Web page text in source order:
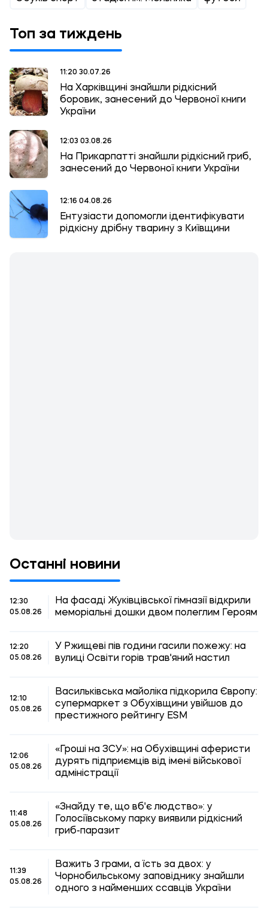
Топ за тиждень
11:20 30.07.26
На Харківщині знайшли рідкісний
боровик, занесений до Червоної книги
України
12:03 03.08.26
На Прикарпатті знайшли рідкісний гриб,
занесений до Червоної книги України
12:16 04.08.26
Ентузіасти допомогли ідентифікувати
рідкісну дрібну тварину з Київщини
Останні новини
12:30
05.08.26
На фасаді Жуківцівської гімназії відкрили
меморіальні дошки двом полеглим Героям
12:20
05.08.26
У Ржищеві пів години гасили пожежу: на
вулиці Освіти горів трав'яний настил
12:10
05.08.26
Васильківська майоліка підкорила Європу:
супермаркет з Обухівщини увійшов до
престижного рейтингу ESM
12:06
05.08.26
«Гроші на ЗСУ»: на Обухівщині аферисти
дурять підприємців від імені військової
адміністрації
11:48
05.08.26
«Знайду те, що вб'є людство»: у
Голосіївському парку виявили рідкісний
гриб-паразит
11:39
05.08.26
Важить 3 грами, а їсть за двох: у
Чорнобильському заповіднику знайшли
одного з найменших ссавців України